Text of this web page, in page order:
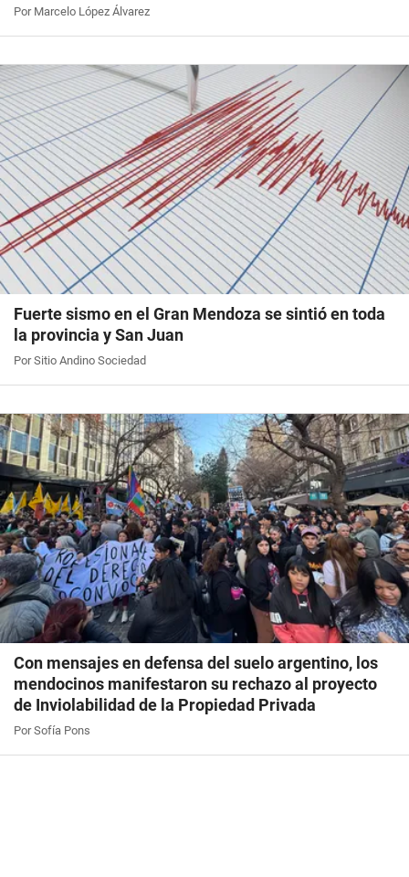
Por Marcelo López Álvarez
Fuerte sismo en el Gran Mendoza se sintió en toda
la provincia y San Juan
Por Sitio Andino Sociedad
Con mensajes en defensa del suelo argentino, los
mendocinos manifestaron su rechazo al proyecto
de Inviolabilidad de la Propiedad Privada
Por Sofía Pons